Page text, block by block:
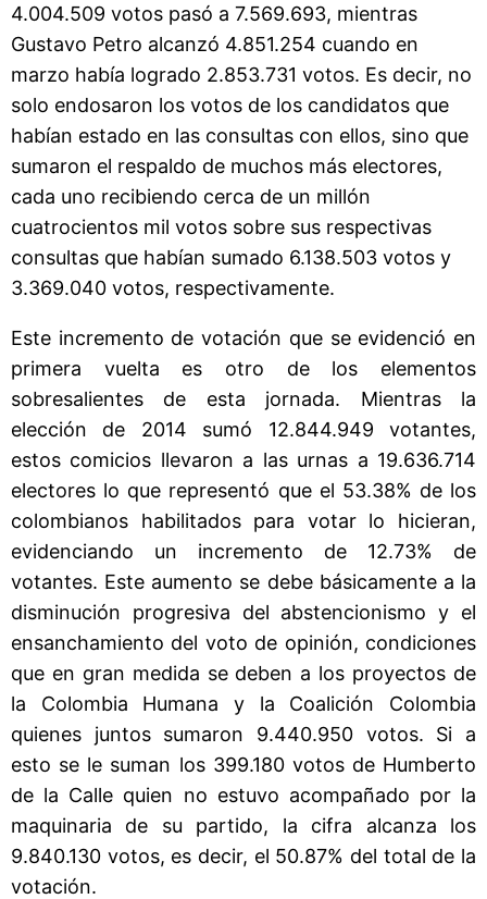
4.004.509 votos pasó a 7.569.693, mientras
Gustavo Petro alcanzó 4.851.254 cuando en
marzo había logrado 2.853.731 votos. Es decir, no
solo endosaron los votos de los candidatos que
habían estado en las consultas con ellos, sino que
sumaron el respaldo de muchos más electores,
cada uno recibiendo cerca de un millón
cuatrocientos mil votos sobre sus respectivas
consultas que habían sumado 6.138.503 votos y
3.369.040 votos, respectivamente.
Este incremento de votación que se evidenció en
primera vuelta es otro de los elementos
sobresalientes de esta jornada. Mientras la
elección de 2014 sumó 12.844.949 votantes,
estos comicios llevaron a las urnas a 19.636.714
electores lo que representó que el 53.38% de los
colombianos habilitados para votar lo hicieran,
evidenciando un incremento de 12.73% de
votantes. Este aumento se debe básicamente a la
disminución progresiva del abstencionismo y el
ensanchamiento del voto de opinión, condiciones
que en gran medida se deben a los proyectos de
la Colombia Humana y la Coalición Colombia
quienes juntos sumaron 9.440.950 votos. Si a
esto se le suman los 399.180 votos de Humberto
de la Calle quien no estuvo acompañado por la
maquinaria de su partido, la cifra alcanza los
9.840.130 votos, es decir, el 50.87% del total de la
votación.